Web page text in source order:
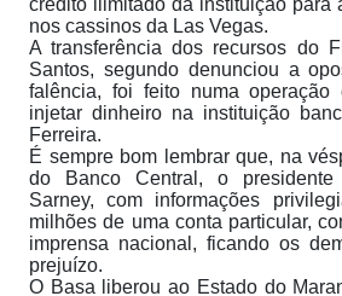
nos cassinos da Las Vegas.
A transferência dos recursos do
Santos, segundo denunciou a
falência, foi feito numa operação
injetar dinheiro na instituição
Ferreira.
É sempre bom lembrar que, na
do Banco Central, o
Sarney, com informações
milhões de uma conta particular,
imprensa nacional, ficando os
prejuízo.
O Basa liberou ao Estado do